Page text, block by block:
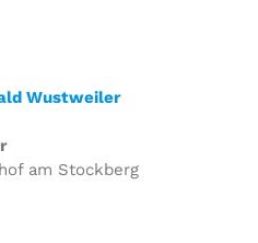
Wustweiler
am Stockberg